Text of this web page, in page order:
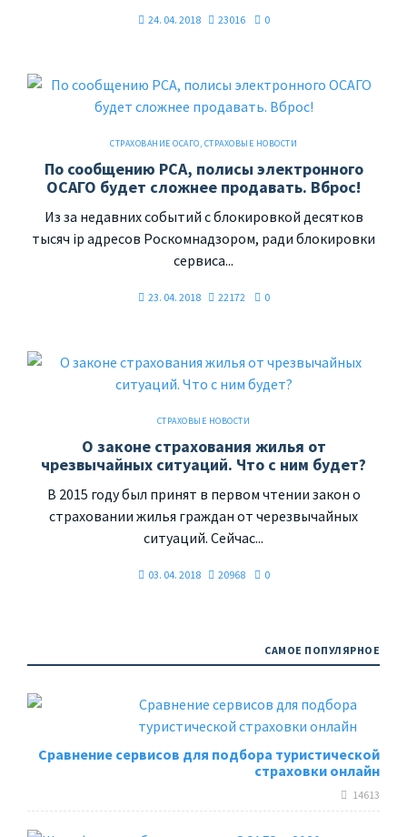
24. 04. 2018 23016 0
СТРАХОВАНИЕ ОСАГО, СТРАХОВЫЕ НОВОСТИ
По сообщению РСА, полисы электронного
ОСАГО будет сложнее продавать. Вброс!
Из за недавних событий с блокировкой десятков
тысяч ip адресов Роскомнадзором, ради блокировки
сервиса...
23. 04. 2018 22172 0
СТРАХОВЫЕ НОВОСТИ
О законе страхования жилья от
чрезвычайных ситуаций. Что с ним будет?
В 2015 году был принят в первом чтении закон о
страховании жилья граждан от черезвычайных
ситуаций. Сейчас...
03. 04. 2018 20968 0
САМОЕ ПОПУЛЯРНОЕ
Сравнение сервисов для подбора туристической
страховки онлайн
14613